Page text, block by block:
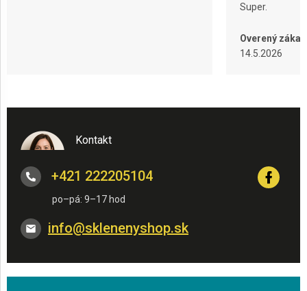
Super.
Overený
14.5.2026
Kontakt
info@sklenenyshop.sk
+421 222205104